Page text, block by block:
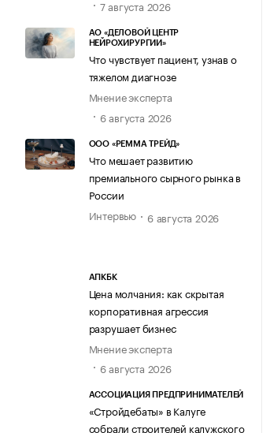
7 августа 2026
АО «ДЕЛОВОЙ ЦЕНТР
НЕЙРОХИРУРГИИ»
Что чувствует пациент, узнав о
тяжелом диагнозе
Мнение эксперта
6 августа 2026
ООО «РЕММА ТРЕЙД»
Что мешает развитию
премиального сырного рынка в
России
Интервью
6 августа 2026
АПКБК
Цена молчания: как скрытая
корпоративная агрессия
разрушает бизнес
Мнение эксперта
6 августа 2026
АССОЦИАЦИЯ ПРЕДПРИНИМАТЕЛЕЙ
«Стройдебаты» в Калуге
собрали строителей калужского